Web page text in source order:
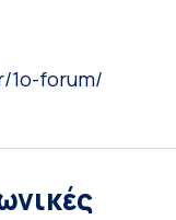
1o-forum/